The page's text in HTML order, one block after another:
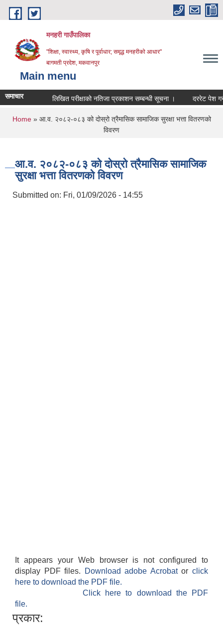
Skip to main content
मनहरी गाउँपालिका
"शिक्षा, स्वास्थ्य, कृषि र पूर्वाधार; समृद्ध मनहरीको आधार"
बागमती प्रदेश, मकवानपुर
Main menu
समाचार लिखित परीक्षाको नतिजा प्रकाशन सम्बन्धी सूचना । दररेट पेश गर्ने
You are here
Home» आ.व. २०८२-०८३ को दोस्रो त्रैमासिक सामाजिक सुरक्षा भत्ता वितरणको
विवरण
आ.व. २०८२-०८३ को दोस्रो त्रैमासिक सामाजिक
सुरक्षा भत्ता वितरणको विवरण
Submitted on: Fri, 01/09/2026 - 14:55
It appears your Web browser is not configured to
display PDF files.
Download adobe Acrobatorclick
here to download the PDF file.
Click here to download the PDF
file.
प्रकार: